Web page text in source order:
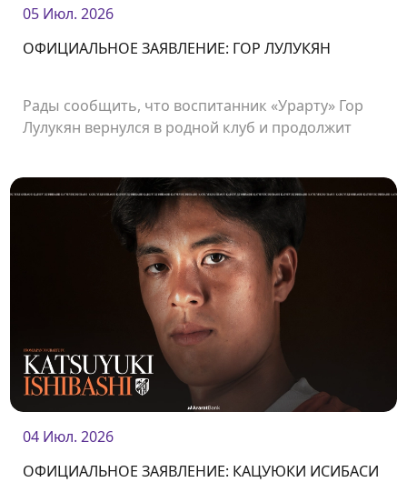
05 Июл. 2026
ОФИЦИАЛЬНОЕ ЗАЯВЛЕНИЕ: ГОР ЛУЛУКЯН
Рады сообщить, что воспитанник «Урарту» Гор
Лулукян вернулся в родной клуб и продолжит
04 Июл. 2026
ОФИЦИАЛЬНОЕ ЗАЯВЛЕНИЕ: КАЦУЮКИ ИСИБАСИ